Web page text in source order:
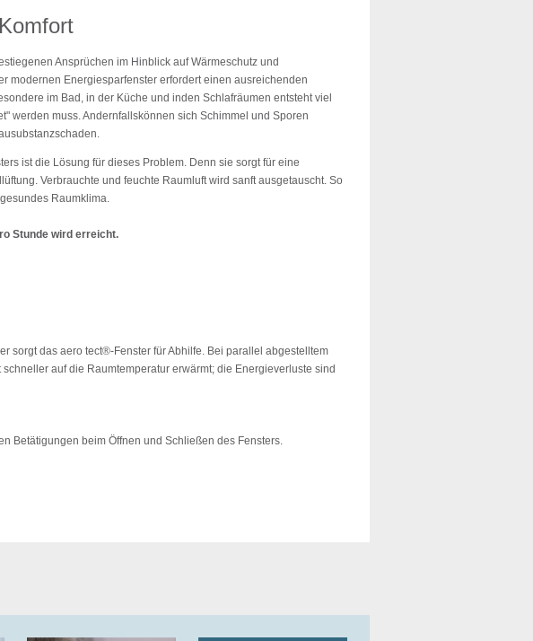
Ansprüchen im Hinblick auf Wärmeschutz und
modernen Energiesparfenster erfordert einen ausreichenden
im Bad, in der Küche und inden Schlafräumen entsteht viel
werden muss. Andernfallskönnen sich Schimmel und Sporen
ist die Lösung für dieses Problem. Denn sie sorgt für eine
Verbrauchte und feuchte Raumluft wird sanft ausgetauscht. So
Raumklima.
Stunde wird erreicht.
sorgt das aero tect®-Fenster für Abhilfe. Bei parallel abgestelltem
auf die Raumtemperatur erwärmt; die Energieverluste sind
Betätigungen beim Öffnen und Schließen des Fensters.